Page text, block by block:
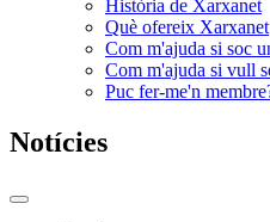
Història de Xarxanet
Què ofereix Xarxanet
Com m'ajuda si soc
Com m'ajuda si vull
Puc fer-me'n
Notícies
Commutador